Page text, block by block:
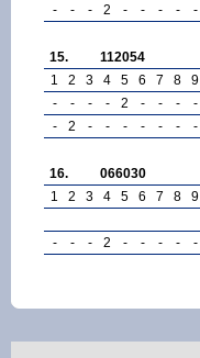
-
- - 2 - - - - -
15. 112054
1
2 3 4 5 6 7 8 9
-
- - - 2 - - - -
-
2 - - - - - - -
16. 066030
1
2 3 4 5 6 7 8 9
- - - 2 - - - - -